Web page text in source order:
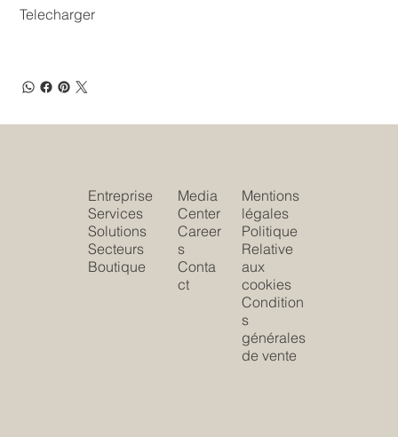
Telecharger
Entreprise
Services
Solutions
Secteurs
Boutique
Media
Center
Career
s
Conta
ct
Mentions
légales
Politique
Relative
aux
cookies
Condition
s
générales
de vente